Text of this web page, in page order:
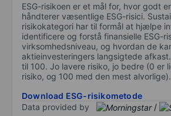
ESG-risikoen er et mål for, hvor godt
håndterer væsentlige ESG-risici.
risikokategori har til formål at hjælpe
identificere og forstå finansielle ESG-
virksomhedsniveau, og hvordan de
aktieinvesteringers langsigtede
til 100. Jo lavere risiko, jo bedre (0 er
risiko, og 100 med den mest alvorlige).
Download ESG-risikometode
Data provided by
/